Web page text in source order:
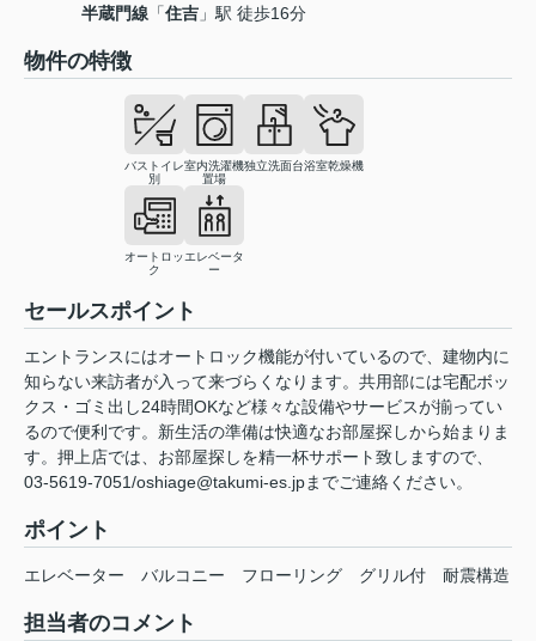
半蔵門線 「住吉 」駅 徒歩16分
物件の特徴
バストイレ
別
室内洗濯機
置場
独立洗面台浴室乾燥機
オートロッ
ク
エレベータ
ー
セールスポイント
エントランスにはオートロック機能が付いているので、建物内に
知らない来訪者が入って来づらくなります。共用部には宅配ボッ
クス・ゴミ出し24時間OKなど様々な設備やサービスが揃ってい
るので便利です。新生活の準備は快適なお部屋探しから始まりま
す。押上店では、お部屋探しを精一杯サポート致しますので、
03-5619-7051/oshiage@takumi-es.jpまでご連絡ください。
ポイント
エレベーター バルコニー フローリング グリル付 耐震構造
担当者のコメント